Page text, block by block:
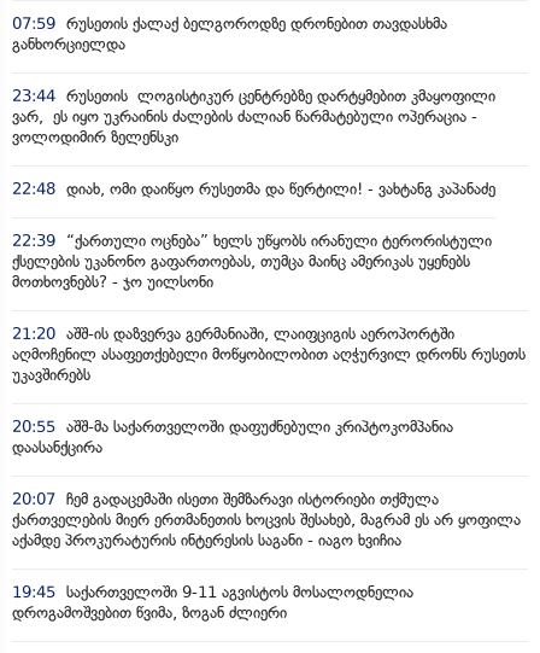
07:59 რუსეთის ქალაქ ბელგოროდზე დრონებით თავდასხმა
განხორციელდა
23:44 რუსეთის ლოგისტიკურ ცენტრებზე დარტყმებით კმაყოფილი
ვარ, ეს იყო უკრაინის ძალების ძალიან წარმატებული ოპერაცია -
ვოლოდიმირ ზელენსკი
22:48 დიახ, ომი დაიწყო რუსეთმა და წერტილი! - ვახტანგ კაპანაძე
22:39
“ქართული ოცნება” ხელს უწყობს ირანული ტერორისტული
ქსელების უკანონო გაფართოებას, თუმცა მაინც ამერიკას უყენებს
მოთხოვნებს? - ჯო უილსონი
21:20 აშშ-ის დაზვერვა გერმანიაში, ლაიფციგის აეროპორტში
აღმოჩენილ ასაფეთქებელი მოწყობილობით აღჭურვილ დრონს რუსეთს
უკავშირებს
20:55 აშშ-მა საქართველოში დაფუძნებული კრიპტოკომპანია
დაასანქცირა
20:07 ჩემ გადაცემაში ისეთი შემზარავი ისტორიები თქმულა
ქართველების მიერ ერთმანეთის ხოცვის შესახებ, მაგრამ ეს არ ყოფილა
აქამდე პროკურატურის ინტერესის საგანი - იაგო ხვიჩია
19:45 საქართველოში 9-11 აგვისტოს მოსალოდნელია
დროგამოშვებით წვიმა, ზოგან ძლიერი